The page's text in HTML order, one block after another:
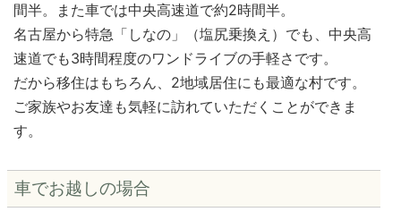
間半。また車では中央高速道で約2時間半。
名古屋から特急「しなの」（塩尻乗換え）でも、中央高
速道でも3時間程度のワンドライブの手軽さです。
だから移住はもちろん、2地域居住にも最適な村です。
ご家族やお友達も気軽に訪れていただくことができま
す。
車でお越しの場合